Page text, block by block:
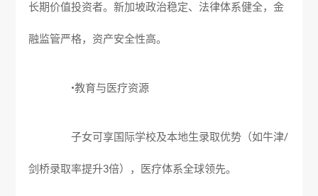
长期价值投资者。新加坡政治稳定、法律体系健全，金
融监管严格，资产安全性高。
•教育与医疗资源
子女可享国际学校及本地生录取优势（如牛津/
剑桥录取率提升3倍），医疗体系全球领先。